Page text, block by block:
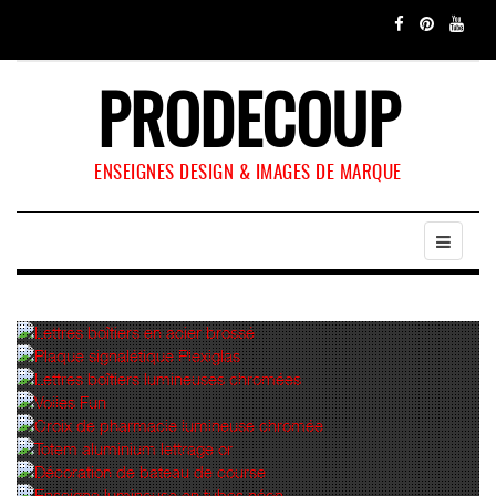
PRODECOUP
ENSEIGNES DESIGN & IMAGES DE MARQUE